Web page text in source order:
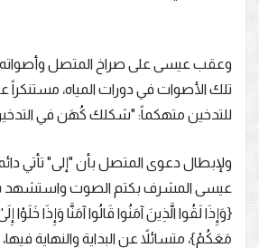
وعقب عيسى على صراخ المتصل وأصواته
تلك الأصوات في دورات المياه، مستنكراً
للتدخين متهكماً: "شكلك كُهَن في
ولإبطال دعوى المتصل بأن "إلى" تأتي دائماً
عيسى المشرف بكتم الصوت واستشهد
{وَإِذَا لَقُوا الَّذِينَ آمَنُوا قَالُوا آمَنَّا وَإِذَا خَلَوْا
مَعَكُمْ}، متسائلاً عن البداية والنهاية